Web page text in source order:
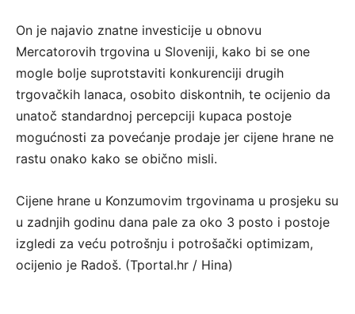
On je najavio znatne investicije u obnovu
Mercatorovih trgovina u Sloveniji, kako bi se one
mogle bolje suprotstaviti konkurenciji drugih
trgovačkih lanaca, osobito diskontnih, te ocijenio da
unatoč standardnoj percepciji kupaca postoje
mogućnosti za povećanje prodaje jer cijene hrane ne
rastu onako kako se obično misli.
Cijene hrane u Konzumovim trgovinama u prosjeku su
u zadnjih godinu dana pale za oko 3 posto i postoje
izgledi za veću potrošnju i potrošački optimizam,
ocijenio je Radoš. (Tportal.hr / Hina)